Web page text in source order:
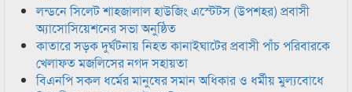
লন্ডনে সিলেট শাহজালাল হাউজিং এস্টেটস (উপশহর) প্রবাসী
অ্যাসোসিয়েশনের সভা অনুষ্ঠিত
কাতারে সড়ক দুর্ঘটনায় নিহত কানাইঘাটের প্রবাসী পাঁচ পরিবারকে
খেলাফত মজলিসের নগদ সহায়তা
বিএনপি সকল ধর্মের মানুষের সমান অধিকার ও ধর্মীয় মুল্যবোধে